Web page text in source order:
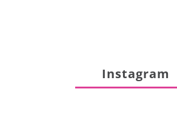
Instagram